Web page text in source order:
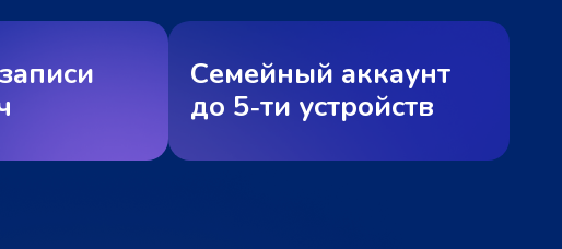
Семейный аккаунт
до 5‑ти устройств